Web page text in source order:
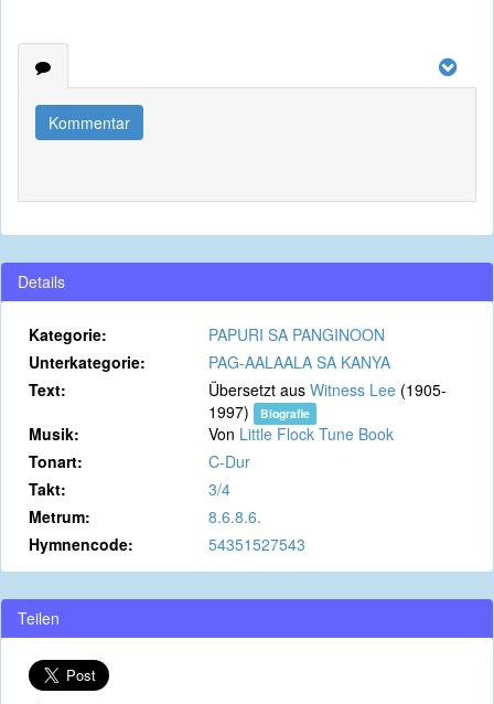
Kommentar
Details
Kategorie:
PAPURI SA PANGINOON
Unterkategorie:
PAG-AALAALA SA KANYA
Text:
Übersetzt aus Witness Lee (1905-
1997)
Biografie
Musik: Von Little Flock Tune Book
Tonart:
C-Dur
Takt:
3/4
Metrum:
8.6.8.6.
Hymnencode:
54351527543
Teilen